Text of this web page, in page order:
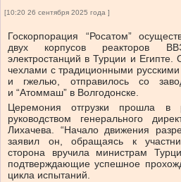
[10:20 26 сентября 2025 года ]
Госкорпорация “Росатом”
двух корпусов реакторов
электростанций в Турции и
чехлами с традиционными
и гжелью, отправилось со
и “Атоммаш” в Волгодонске.
Церемония отгрузки прошла в
руководством генерального
Лихачева. “Начало движения
заявил он, обращаясь к
сторона вручила министрам
подтверждающие успешное
цикла испытаний.